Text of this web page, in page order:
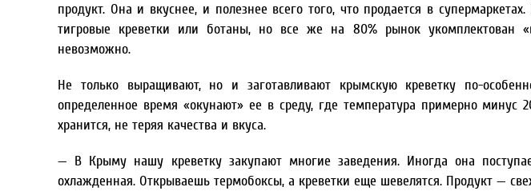
продукт. Она и вкуснее, и полезнее всего того, что продается в
тигровые креветки или ботаны, но все же на 80% рынок укомплектован
невозможно.
Не только выращивают, но и заготавливают крымскую креветку по-
определенное время «окунают» ее в среду, где температура примерно минус
хранится, не теряя качества и вкуса.
— В Крыму нашу креветку закупают многие заведения. Иногда она
охлажденная. Открываешь термобоксы, а креветки еще шевелятся. Продукт —